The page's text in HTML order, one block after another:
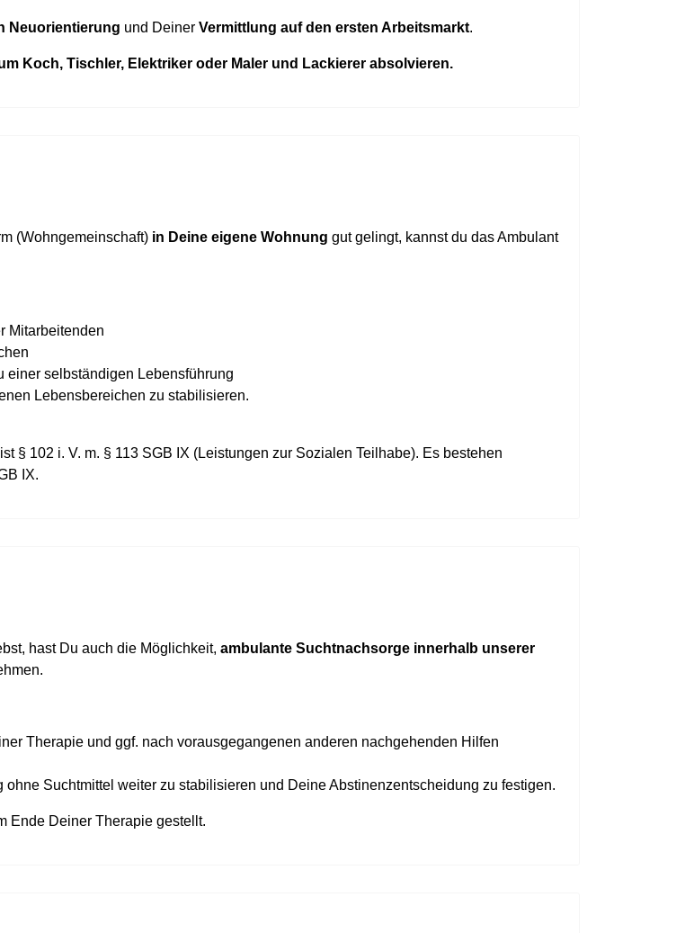
Neuorientierung und Deiner Vermittlung auf den ersten Arbeitsmarkt.
Koch, Tischler, Elektriker oder Maler und Lackierer absolvieren.
(Wohngemeinschaft) in Deine eigene Wohnung gut gelingt, kannst du das Ambulant
Mitarbeitenden
einer selbständigen Lebensführung
Lebensbereichen zu stabilisieren.
§ 102 i. V. m. § 113 SGB IX (Leistungen zur Sozialen Teilhabe). Es bestehen
IX.
hast Du auch die Möglichkeit, ambulante Suchtnachsorge innerhalb unserer
Therapie und ggf. nach vorausgegangenen anderen nachgehenden Hilfen
Suchtmittel weiter zu stabilisieren und Deine Abstinenzentscheidung zu festigen.
Ende Deiner Therapie gestellt.